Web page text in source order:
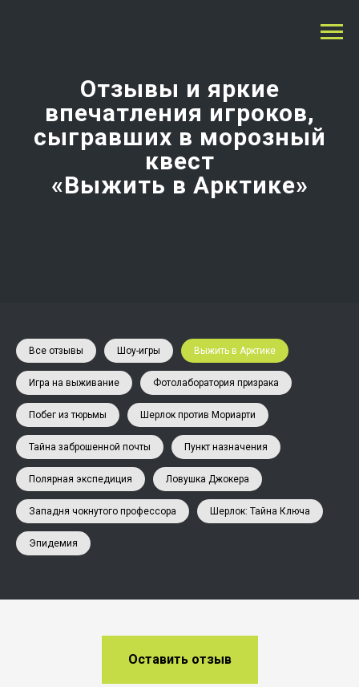
Отзывы и яркие
впечатления игроков,
сыгравших в морозный
квест
«Выжить в Арктике»
Все отзывы Шоу-игры Выжить в Арктике
Игра на выживание Фотолаборатория призрака
Побег из тюрьмы Шерлок против Мориарти
Тайна заброшенной почты Пункт назначения
Полярная экспедиция Ловушка Джокера
Западня чокнутого профессора Шерлок: Тайна Ключа
Эпидемия
Оставить отзыв